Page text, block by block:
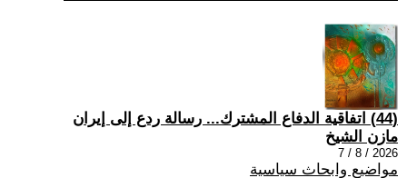
(44) اتفاقية الدفاع المشترك... رسالة ردع إلى إيران
مازن الشيخ
2026 / 8 / 7
مواضيع وابحاث سياسية